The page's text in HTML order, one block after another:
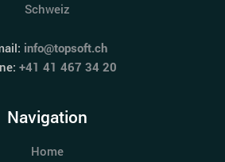
Schweiz
info@topsoft.ch
+41 41 467 34 20
Navigation
Home